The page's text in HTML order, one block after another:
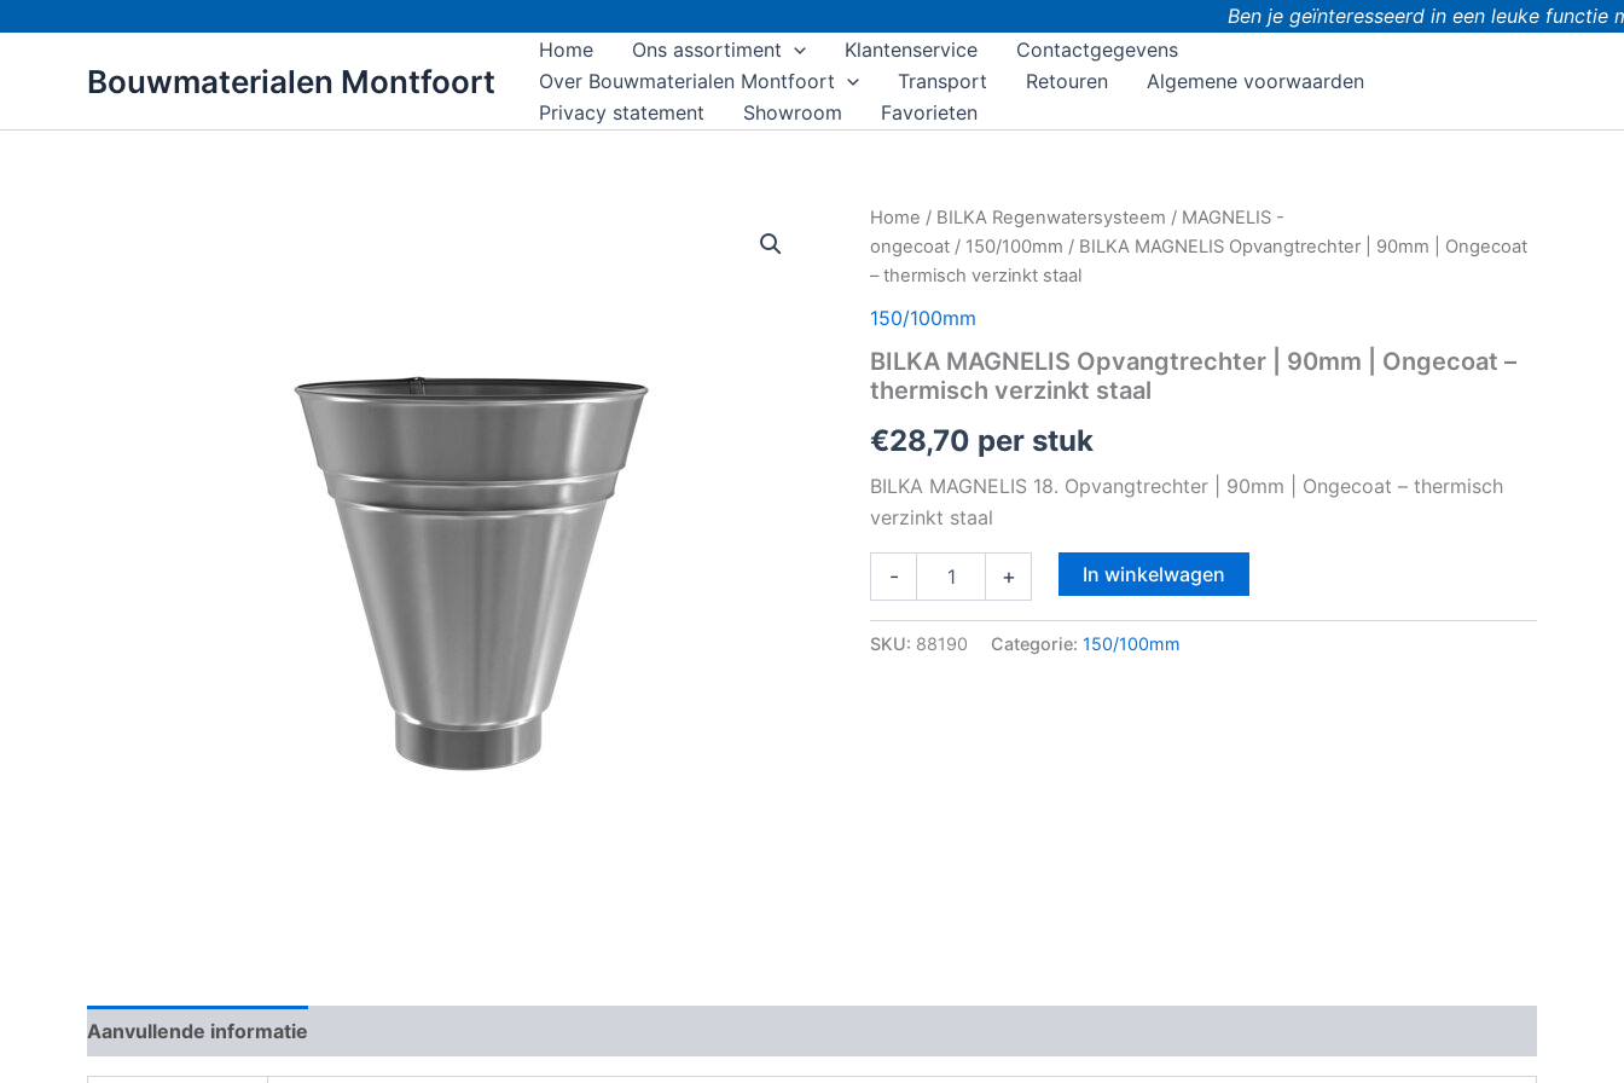
Ben je geïnteresseerd in een leuke functie
Bouwmaterialen Montfoort
Home Ons assortiment Klantenservice
Contactgegevens
Over Bouwmaterialen Montfoort
Transport Retouren
Algemene voorwaarden
Privacy statement
Showroom Favorieten
Home / BILKA Regenwatersysteem / MAGNELIS -
ongecoat / 150/100mm / BILKA MAGNELIS Opvangtrechter | 90mm | Ongecoat
– thermisch verzinkt staal
150/100mm
BILKA MAGNELIS Opvangtrechter | 90mm | Ongecoat –
thermisch verzinkt staal
€28,70 per stuk
BILKA MAGNELIS 18. Opvangtrechter | 90mm | Ongecoat – thermisch
verzinkt staal
-
BILKA
MAGNELIS
Opvangtrechter
90mm
Ongecoat
-
verzinkt
staal
aantal
+ In winkelwagen
SKU: 88190 Categorie: 150/100mm
Aanvullende informatie